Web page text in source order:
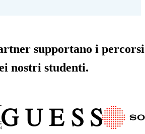
supportano i percorsi
nostri studenti.